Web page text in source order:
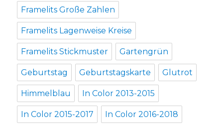
Framelits Große Zahlen
Framelits Lagenweise Kreise
Framelits Stickmuster Gartengrün
Geburtstag Geburtstagskarte Glutrot
Himmelblau In Color 2013-2015
In Color 2015-2017 In Color 2016-2018